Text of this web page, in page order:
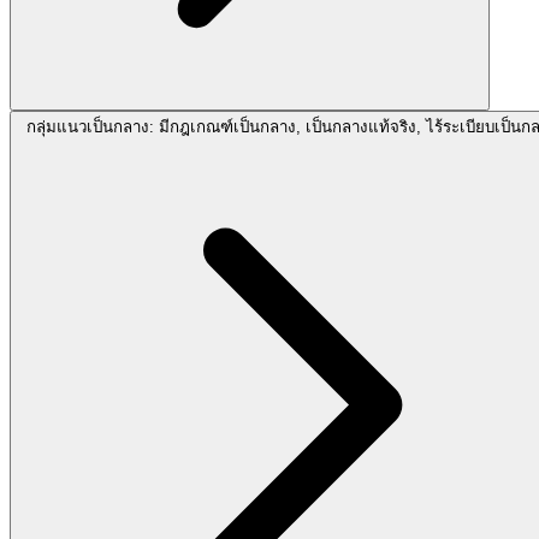
กลุ่มแนวเป็นกลาง: มีกฎเกณฑ์เป็นกลาง, เป็นกลางแท้จริง, ไร้ระเบียบเป็นก